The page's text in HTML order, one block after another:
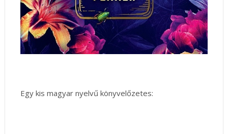
Egy kis magyar nyelvű könyvelőzetes: